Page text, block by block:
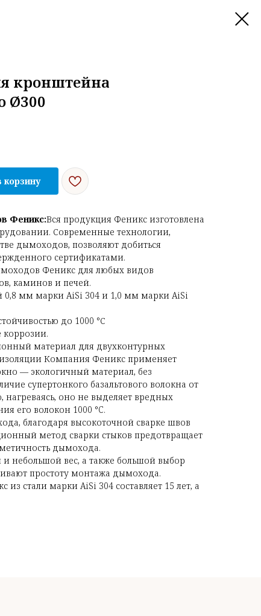
кронштейна
Ø300
корзину
Феникс:Вся продукция Феникс изготовлена
Современные технологии,
дымоходов, позволяют добиться
сертификатами.
Феникс для любых видов
каминов и печей.
0,8 мм марки AiSi 304 и 1,0 мм марки AiSi
до 1000 °С
материал для двухконтурных
Компания Феникс применяет
— экологичный материал, без
супертонкого базальтового волокна от
нагреваясь, оно не выделяет вредных
его волокон 1000 °C.
благодаря высокоточной сварке швов
метод сварки стыков предотвращает
дымохода.
и небольшой вес, а также большой выбор
простоту монтажа дымохода.
стали марки AiSi 304 составляет 15 лет, а